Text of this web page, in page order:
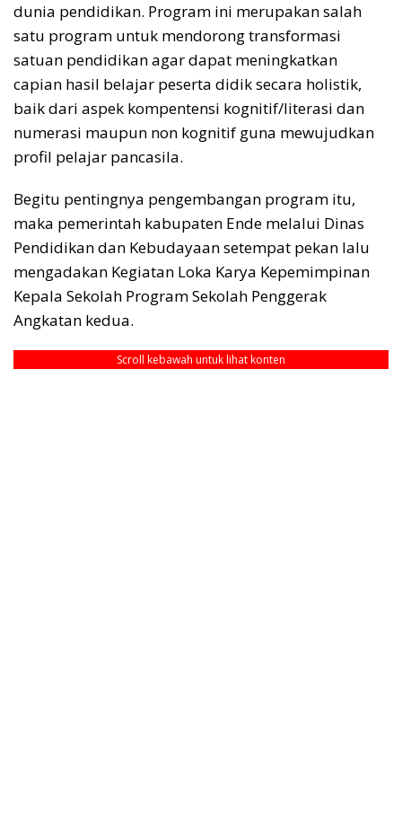
dunia pendidikan. Program ini merupakan salah
satu program untuk mendorong transformasi
satuan pendidikan agar dapat meningkatkan
capian hasil belajar peserta didik secara holistik,
baik dari aspek kompentensi kognitif/literasi dan
numerasi maupun non kognitif guna mewujudkan
profil pelajar pancasila.
Begitu pentingnya pengembangan program itu,
maka pemerintah kabupaten Ende melalui Dinas
Pendidikan dan Kebudayaan setempat pekan lalu
mengadakan Kegiatan Loka Karya Kepemimpinan
Kepala Sekolah Program Sekolah Penggerak
Angkatan kedua.
Scroll kebawah untuk lihat konten